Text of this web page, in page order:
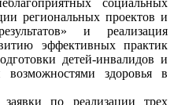
социальных
региональных проектов и
и реализация
эффективных практик
детей-инвалидов и
здоровья в
по реализации трех